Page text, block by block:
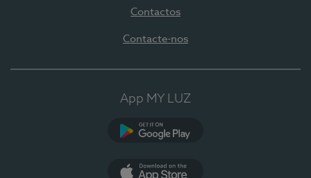
Contactos
Contacte-nos
App MY LUZ